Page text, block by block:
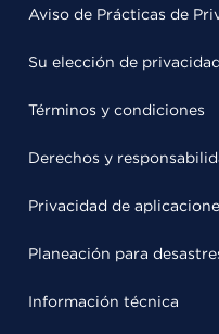
Aviso de Prácticas de
Su elección de privacidad
Términos y condiciones
Derechos y
Privacidad de
Planeación para
Información técnica